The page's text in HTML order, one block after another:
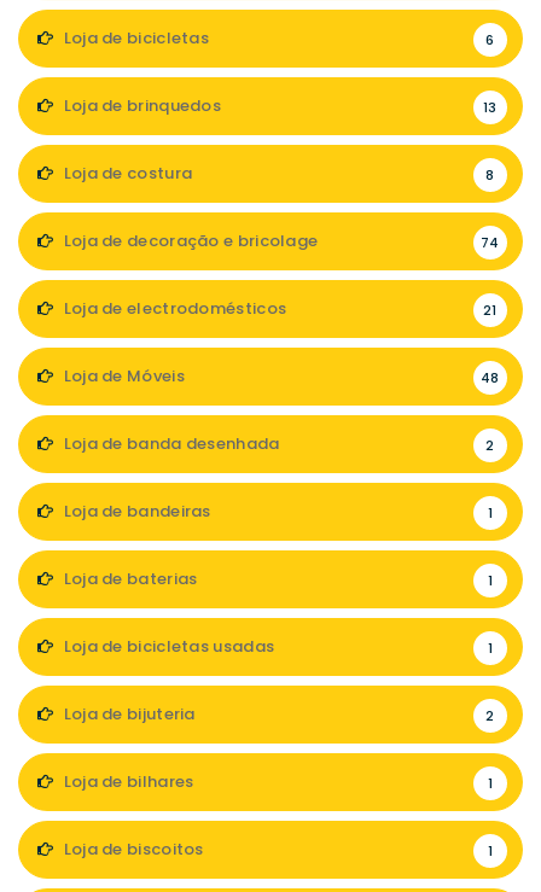
Loja de bicicletas 6
Loja de brinquedos 13
Loja de costura 8
Loja de decoração e bricolage 74
Loja de electrodomésticos 21
Loja de Móveis 48
Loja de banda desenhada 2
Loja de bandeiras 1
Loja de baterias 1
Loja de bicicletas usadas 1
Loja de bijuteria 2
Loja de bilhares 1
Loja de biscoitos 1